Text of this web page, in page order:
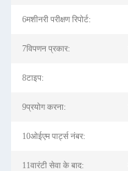
6मशीनरी परीक्षण रिपोर्ट:
7विपणन प्रकार:
8टाइप:
9प्रयोग करना:
10ओईएम पार्ट्स नंबर:
11वारंटी सेवा के बाद: